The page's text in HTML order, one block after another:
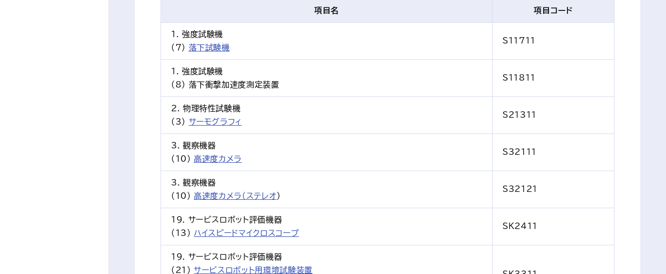
項目名 項目コード
1. 強度試験機
(7) 落下試験機
S11711
1. 強度試験機
(8) 落下衝撃加速度測定装置
S11811
2. 物理特性試験機
(3) サーモグラフィ
S21311
3. 観察機器
(10)高速度カメラ
S32111
3. 観察機器
(10)高速度カメラ（ステレオ）
S32121
19. サービスロボット評価機器
(13) ハイスピードマイクロスコープ
SK2411
19. サービスロボット評価機器
(21) サービスロボット用環境試験装置